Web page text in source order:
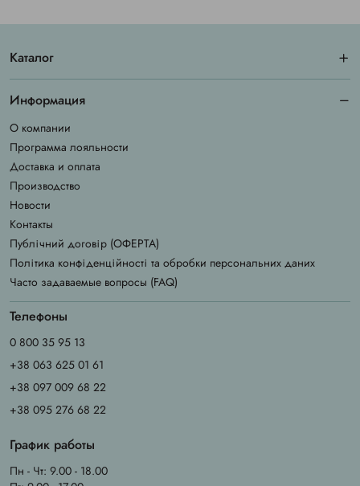
Каталог
Информация
О компании
Программа лояльности
Доставка и оплата
Производство
Новости
Контакты
Публічний договір (ОФЕРТА)
Політика конфіденційності та обробки персональних даних
Часто задаваемые вопросы (FAQ)
Телефоны
0 800 35 95 13
+38 063 625 01 61
+38 097 009 68 22
+38 095 276 68 22
График работы
Пн - Чт: 9.00 - 18.00